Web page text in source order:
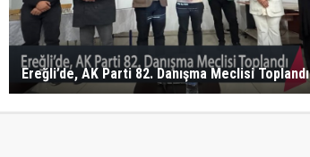
Ereğli’de, AK Parti 82. Danışma Meclisi Toplandı